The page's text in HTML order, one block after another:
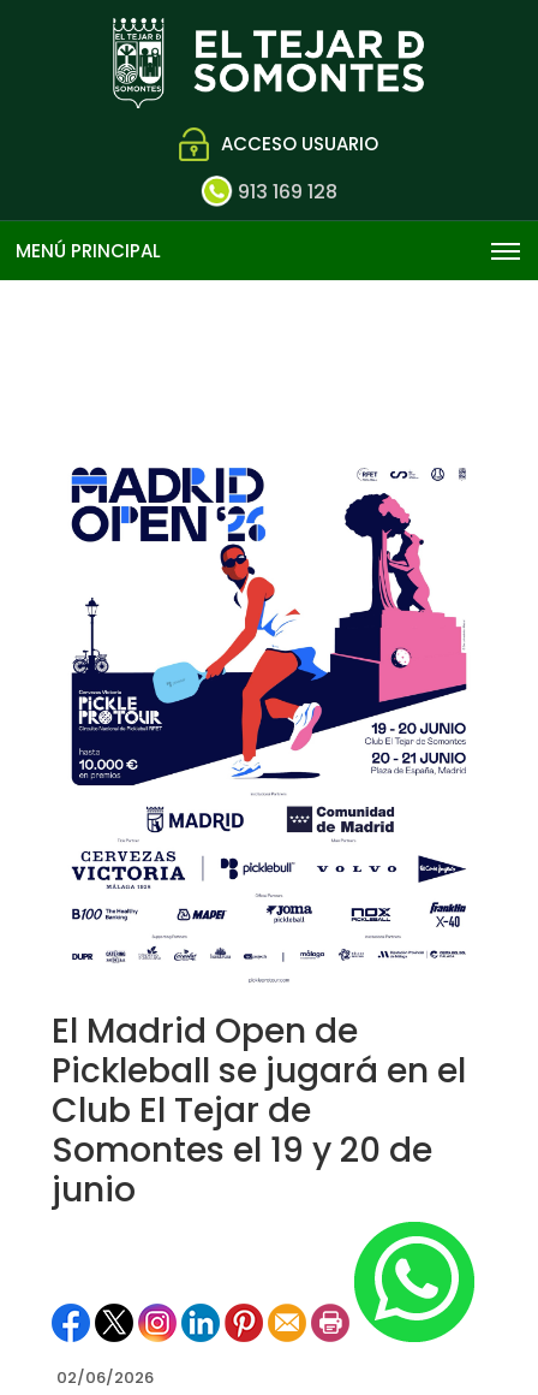
ACCESO USUARIO
913 169 128
MENÚ PRINCIPAL
El Madrid Open de
Pickleball se jugará en el
Club El Tejar de
Somontes el 19 y 20 de
junio
02/06/2026